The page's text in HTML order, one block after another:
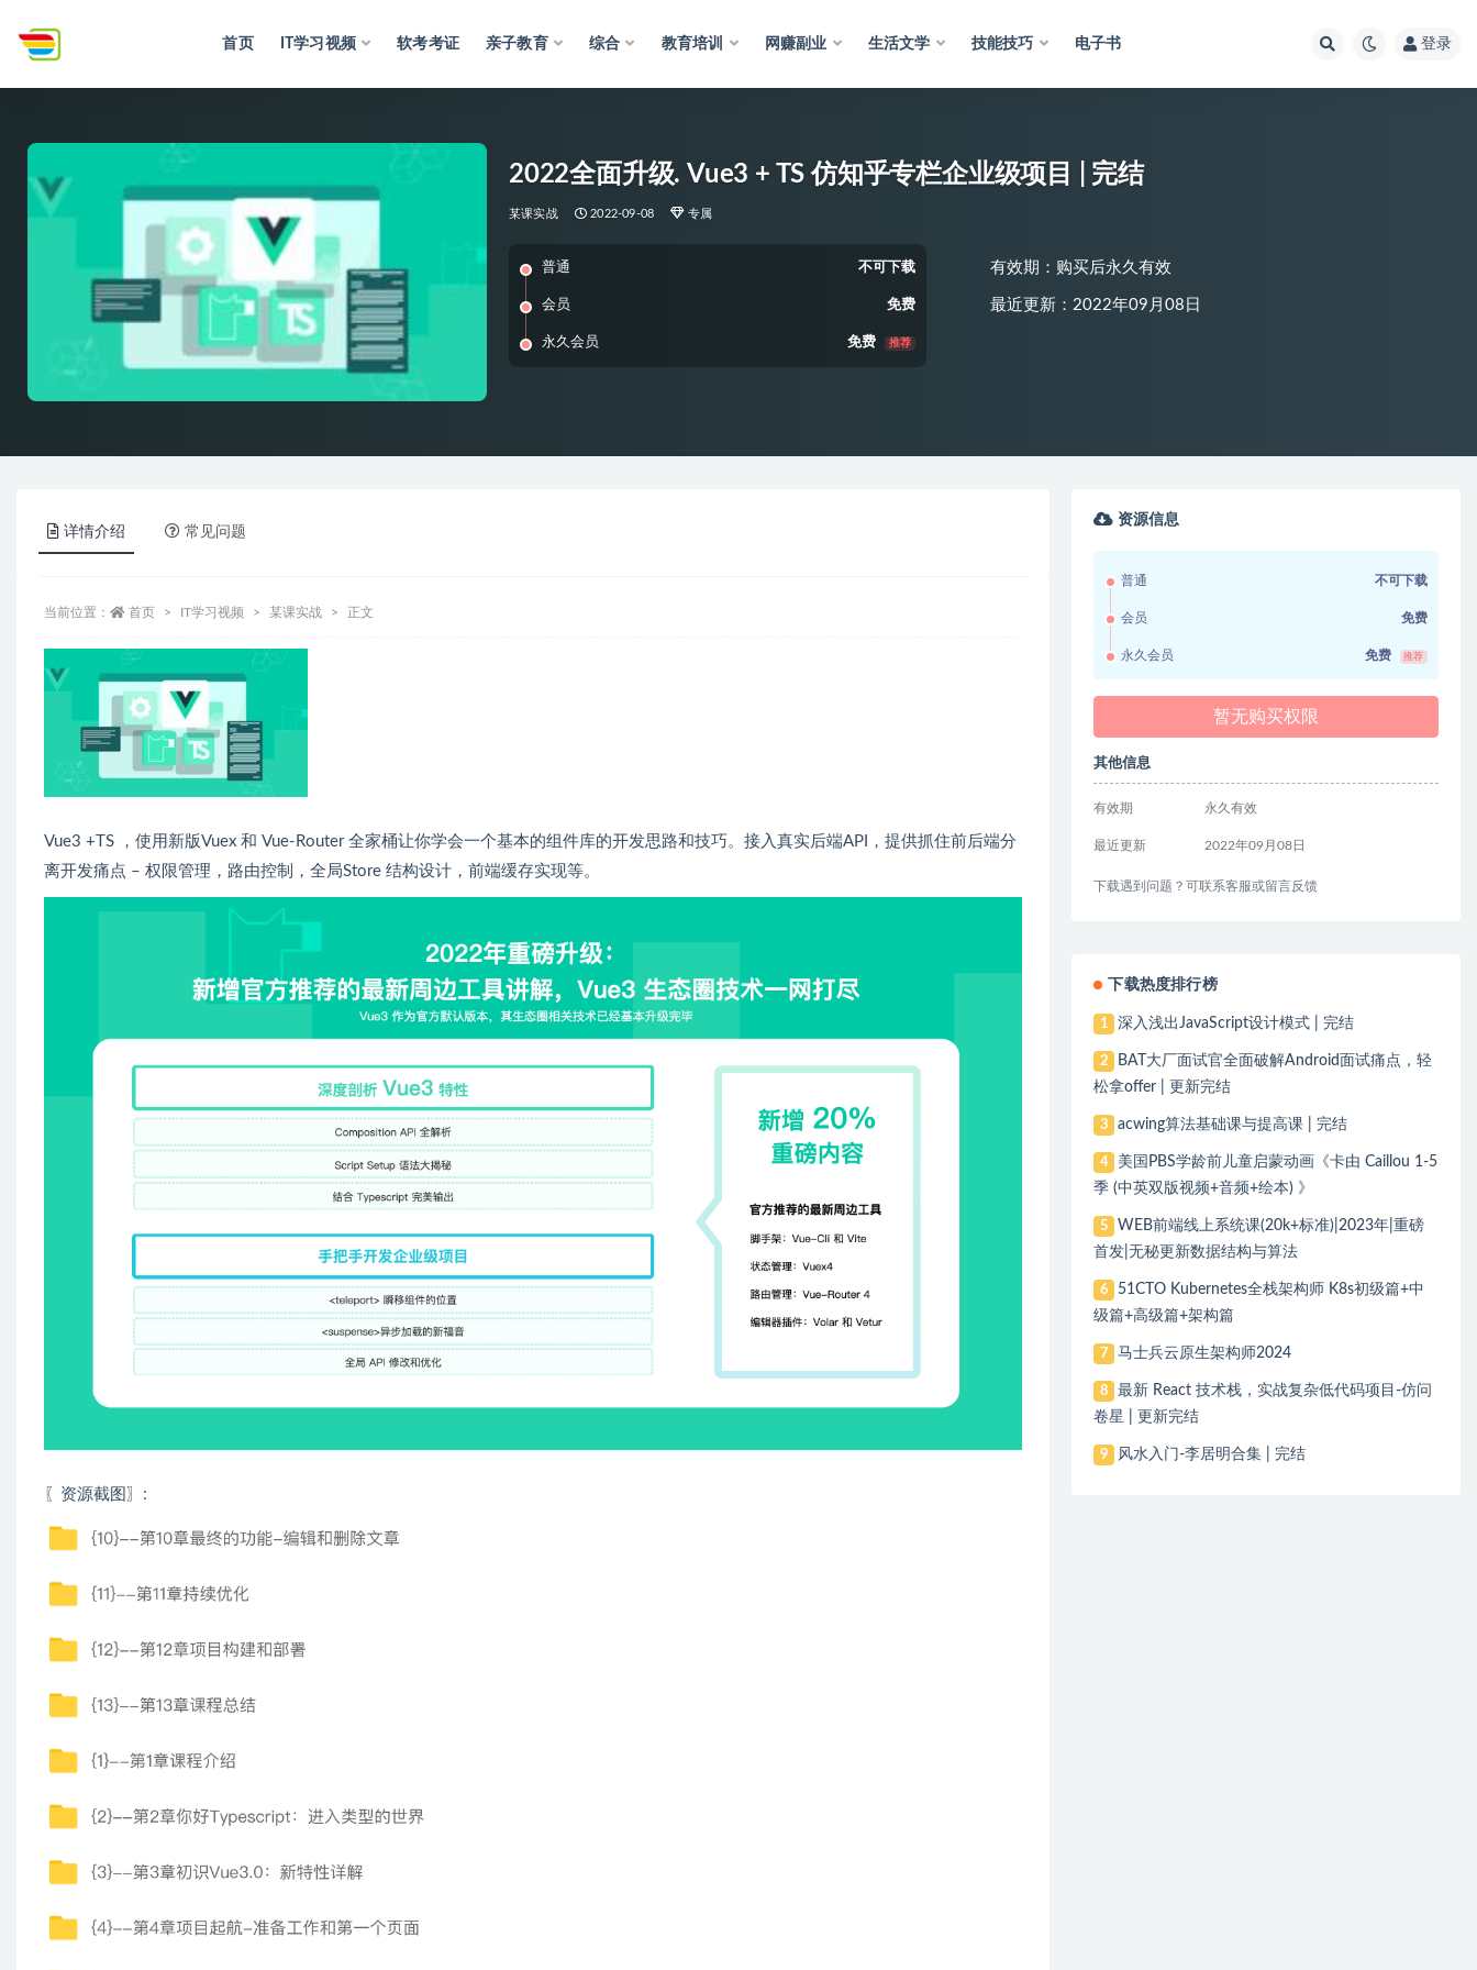
首页 IT学习视频 软考考证 亲子教育 综合 教育培训 网赚副业 生活文学 技能技巧 电子书 登录
2022全面升级. Vue3 + TS 仿知乎专栏企业级项目 | 完结
某课实战 2022-09-08 专属
普通 不可下载
会员 免费
永久会员 免费 推荐
有效期：购买后永久有效
最近更新：2022年09月08日
详情介绍 常见问题
当前位置： 首页 IT学习视频 某课实战 正文
Vue3 +TS ，使用新版Vuex 和 Vue-Router 全家桶让你学会一个基本的组件库的开发思路和技巧。接入真实后端API，提供抓住前后端分
离开发痛点 – 权限管理，路由控制，全局Store 结构设计，前端缓存实现等。
〖资源截图〗:
资源信息
普通 不可下载
会员 免费
永久会员 免费 推荐
暂无购买权限
其他信息
有效期 永久有效
最近更新 2022年09月08日
下载遇到问题？可联系客服或留言反馈
下载热度排行榜
1 深入浅出JavaScript设计模式 | 完结
2
BAT大厂面试官全面破解Android面试痛点，轻
松拿offer | 更新完结
3 acwing算法基础课与提高课 | 完结
4
美国PBS学龄前儿童启蒙动画《卡由 Caillou 1-5
季 (中英双版视频+音频+绘本) 》
5
WEB前端线上系统课(20k+标准)|2023年|重磅
首发|无秘更新数据结构与算法
6
51CTO Kubernetes全栈架构师 K8s初级篇+中
级篇+高级篇+架构篇
7 马士兵云原生架构师2024
8
最新 React 技术栈，实战复杂低代码项目-仿问
卷星 | 更新完结
9 风水入门-李居明合集 | 完结